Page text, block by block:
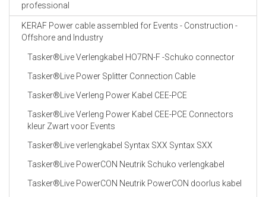
professional
KERAF Power cable assembled for Events - Construction -
Offshore and Industry
Tasker®Live Verlengkabel HO7RN-F -Schuko connector
Tasker®Live Power Splitter Connection Cable
Tasker®Live Verleng Power Kabel CEE-PCE
Tasker®Live Verleng Power Kabel CEE-PCE Connectors
kleur Zwart voor Events
Tasker®Live verlengkabel Syntax SXX Syntax SXX
Tasker®Live PowerCON Neutrik Schuko verlengkabel
Tasker®Live PowerCON Neutrik PowerCON doorlus kabel